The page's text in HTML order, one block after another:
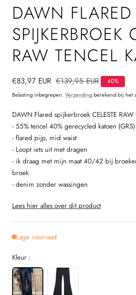
DAWN FLARED
SPIJKERBROEK
RAW TENCEL
Verkoopprijs
€83,97 EUR Normale
prijs
€139,95 EUR
40%
Belasting inbegrepen. Verzendingberekend bij het
DAWN Flared spijkerbroek CELESTE RAW
- 55% tencel 40% gerecycled katoen
- flared pijp, mid waist
- Loopt iets uit met dragen
- ik draag met mijn maat 40/42 bij
broek
- denim zonder wassingen
Lees hier alles over dit product
Lage voorraad
Kleur :